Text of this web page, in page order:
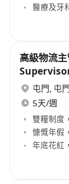
醫療及牙
高級物流
屯門, 屯
5天/週
雙糧制度
慷慨年假
年底花紅